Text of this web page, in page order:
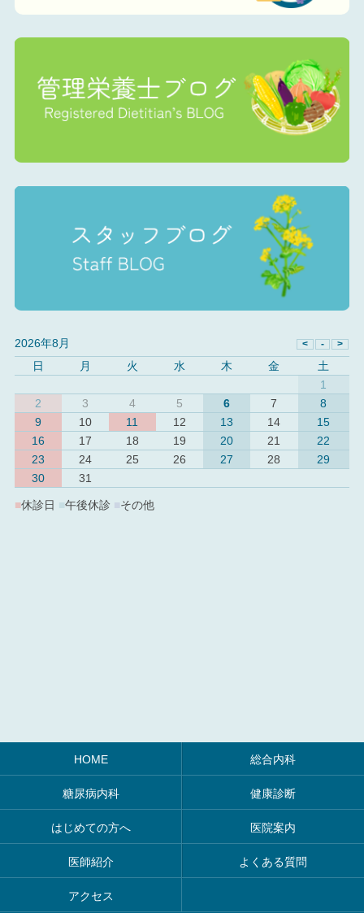
2026年8月
日
月 火 水 木 金
土
1
2
3 4 5 6 7
8
9
10 11 12 13 14
15
16
17 18 19 20 21
22
23
24 25 26 27 28
29
30
31
■休診日 ■午後休診 その他
HOME 総合内科
糖尿病内科 健康診断
はじめての方へ 医院案内
医師紹介 よくある質問
アクセス